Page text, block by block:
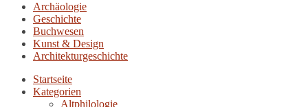
Archäologie
Geschichte
Buchwesen
Kunst & Design
Architekturgeschichte
Startseite
Kategorien
Altphilologie